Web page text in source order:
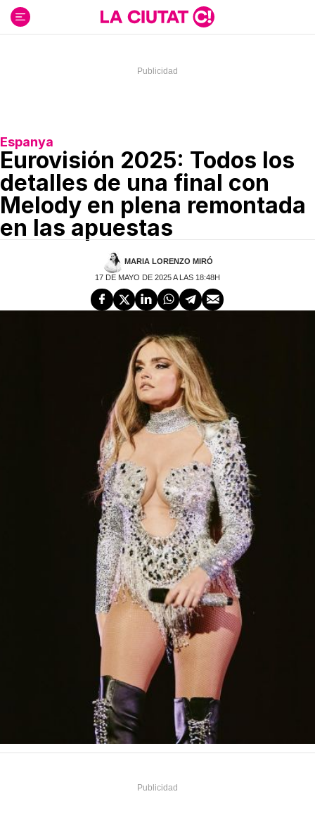
contenido
Espanya
Eurovisión 2025: Todos los
detalles de una final con
Melody en plena remontada
en las apuestas
MARIA LORENZO MIRÓ
17 DE MAYO DE 2025 A LAS 18:48H